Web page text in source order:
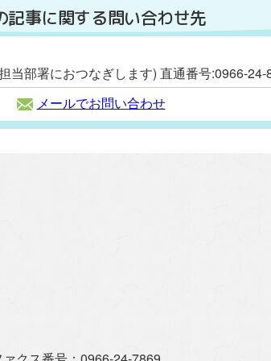
記事に関する問い合わせ先
当部署におつなぎします) 直通番号:0966-24-
メールでお問い合わせ